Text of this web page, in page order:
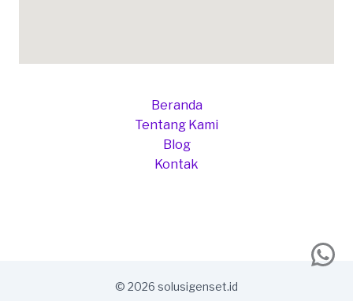
Beranda
Tentang Kami
Blog
Kontak
© 2026 solusigenset.id